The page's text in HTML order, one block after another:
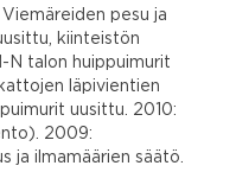
pesu ja
kiinteistön
N talon huippuimurit
läpivientien
uusittu. 2010:
2009:
ja ilmamäärien säätö.